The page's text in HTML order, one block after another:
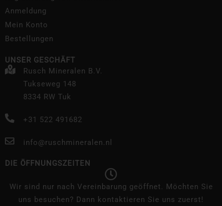
Anmeldung
Mein Konto
Bestellungen
UNSER GESCHÄFT
Rusch Mineralen B.V.
Tukseweg 148
8334 RW Tuk
+31 522 491682
info@ruschmineralen.nl
DIE ÖFFNUNGSZEITEN
Wir sind nur nach Vereinbarung geöffnet. Möchten Sie
uns besuchen? Dann kontaktieren Sie uns zuerst!